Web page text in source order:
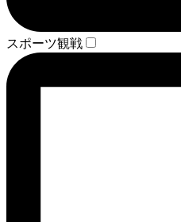
スポーツ観戦